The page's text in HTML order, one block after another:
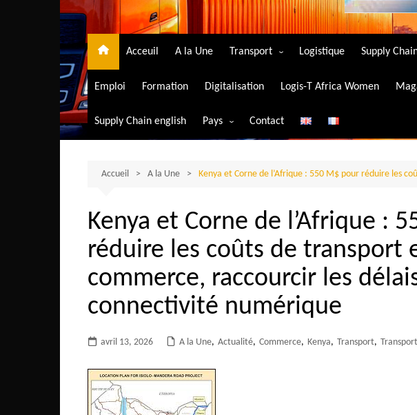
Acceuil A la Une Transport
Transport aérien
Transport ferroviaire
Transport routier
Logistique Supply
Emploi Formation Digitalisation Logis-T Africa Women
Supply Chain english Pays
Algérie
Bénin
Burkina-Faso
Cameroun
Centrafrique
Côte d’Ivoire
Djibouti
Contact
Accueil A la Une Kenya et Corne de l’Afrique : 550 M$ pour réduire les
Kenya et Corne de l’Afrique :
réduire les coûts de transport
commerce, raccourcir les
connectivité numérique
avril 13, 2026 A la Une, Actualité, Commerce, Kenya, Transport,